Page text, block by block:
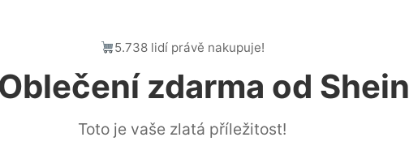
5.738 lidí právě nakupuje!
zdarma od Shein
Toto je vaše zlatá příležitost!